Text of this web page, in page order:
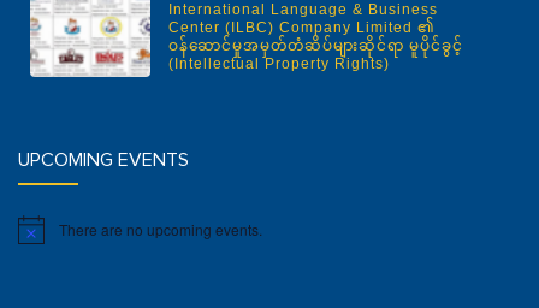
International Language & Business
Center (ILBC) Company Limited ၏
ဝန်ဆောင်မှုအမှတ်တံဆိပ်များဆိုင်ရာ မူပိုင်ခွင့်
(Intellectual Property Rights)
UPCOMING EVENTS
Notice There are no upcoming events.